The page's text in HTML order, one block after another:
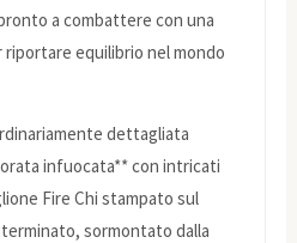
a combattere con una
riportare equilibrio nel mondo
dettagliata
infuocata** con intricati
Fire Chi stampato sul
sormontato dalla